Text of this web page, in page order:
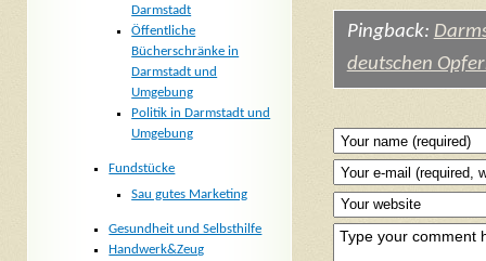
Pingback:
deutschen
Darmstadt
Öffentliche
Bücherschränke in
Darmstadt und
Umgebung
Politik in Darmstadt und
Umgebung
Fundstücke
Sau gutes Marketing
Gesundheit und Selbsthilfe
Handwerk&Zeug